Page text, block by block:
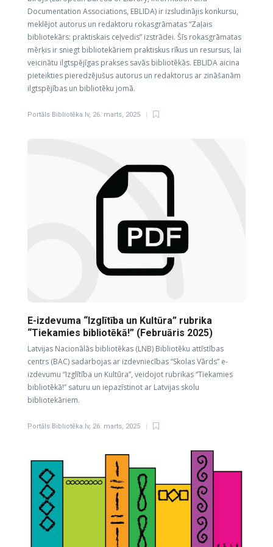
Documentation Associations, EBLIDA) ir izsludinājis konkursu,
meklējot autorus un redaktoru rokasgrāmatas “Zaļais
bibliotekārs: praktiskais ceļvedis” izstrādei. Šīs rokasgrāmatas
mērķis ir sniegt bibliotekāriem praktiskus rīkus un resursus, lai
veicinātu ilgtspējīgas prakses savās bibliotēkās.​ EBLIDA aicina
pieteikties pieredzējušus autorus un redaktorus ar zināšanām
ilgtspējības un bibliotēku jomā.
Portāls Bibliotēka.lv, 26. marts, 2025
E-izdevuma “Izglītība un Kultūra” rubrika
“Tiekamies bibliotēkā!” (Februāris 2025)
Latvijas Nacionālās bibliotēkas (LNB) Bibliotēku attīstības
centrs (BAC) sadarbojas ar izdevniecības “Skolas Vārds” e-
izdevumu “Izglītība un Kultūra”, veidojot rubrikas “Tiekamies
bibliotēkā!” saturu un iepazīstinot ar Latvijas skolu
bibliotekāriem.
Portāls Bibliotēka.lv, 26. marts, 2025